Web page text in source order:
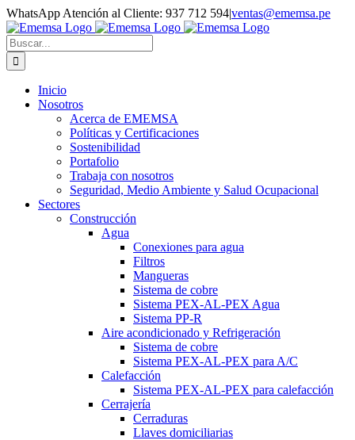
Saltar
al
contenido
WhatsApp Atención al Cliente: 937 712 594|ventas@ememsa.pe
Facebook
LinkedIn
Instagram
YouTube
Correo
electrónico
Buscar:
Inicio
Nosotros
Acerca de EMEMSA
Políticas y Certificaciones
Sostenibilidad
Portafolio
Trabaja con nosotros
Seguridad, Medio Ambiente y Salud Ocupacional
Sectores
Construcción
Agua
Conexiones para agua
Filtros
Mangueras
Sistema de cobre
Sistema PEX-AL-PEX Agua
Sistema PP-R
Aire acondicionado y Refrigeración
Sistema de cobre
Sistema PEX-AL-PEX para A/C
Calefacción
Sistema PEX-AL-PEX para calefacción
Cerrajería
Cerraduras
Llaves domiciliarias